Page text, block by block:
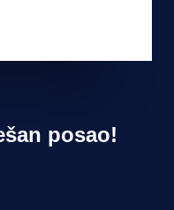
posao!